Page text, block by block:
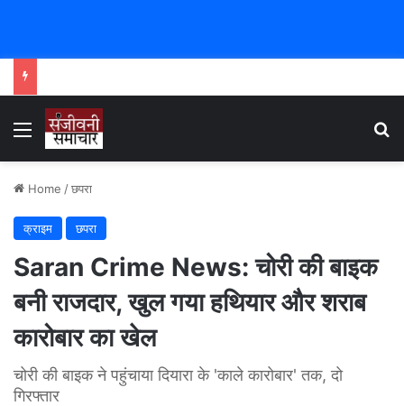
Menu
Home /छपरा
क्राइम छपरा
Saran Crime News: चोरी की बाइक
बनी राजदार, खुल गया हथियार और शराब
कारोबार का खेल
चोरी की बाइक ने पहुंचाया दियारा के 'काले कारोबार' तक, दो
गिरफ्तार